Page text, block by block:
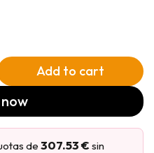
Add to cart
de 307.53 € sin